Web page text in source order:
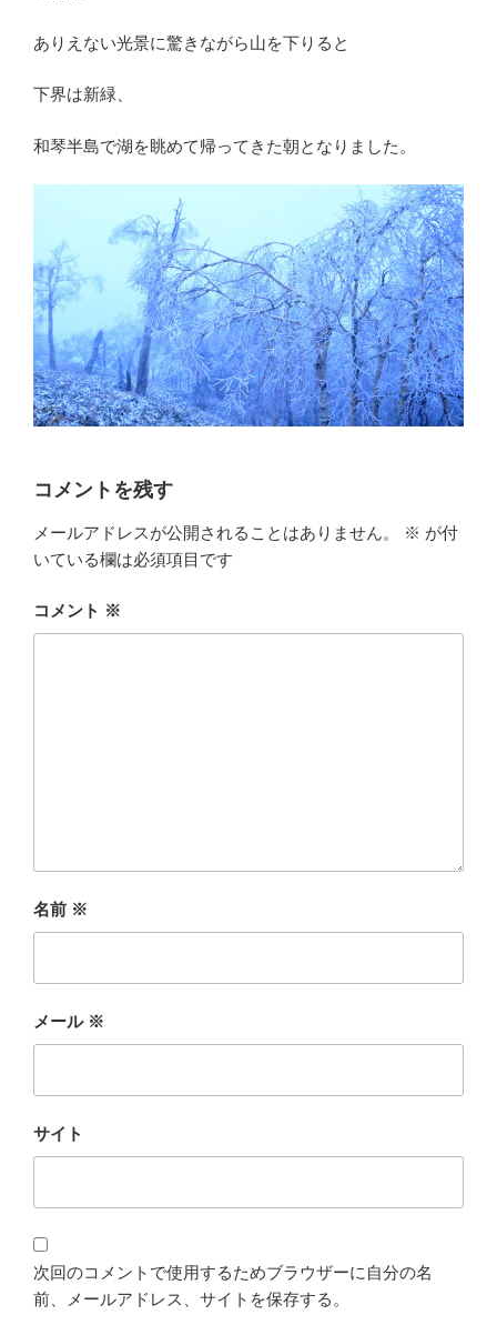
ありえない光景に驚きながら山を下りると
下界は新緑、
和琴半島で湖を眺めて帰ってきた朝となりました。
コメントを残す
メールアドレスが公開されることはありません。 ※ が付
いている欄は必須項目です
コメント ※
名前 ※
メール ※
サイト
次回のコメントで使用するためブラウザーに自分の名
前、メールアドレス、サイトを保存する。